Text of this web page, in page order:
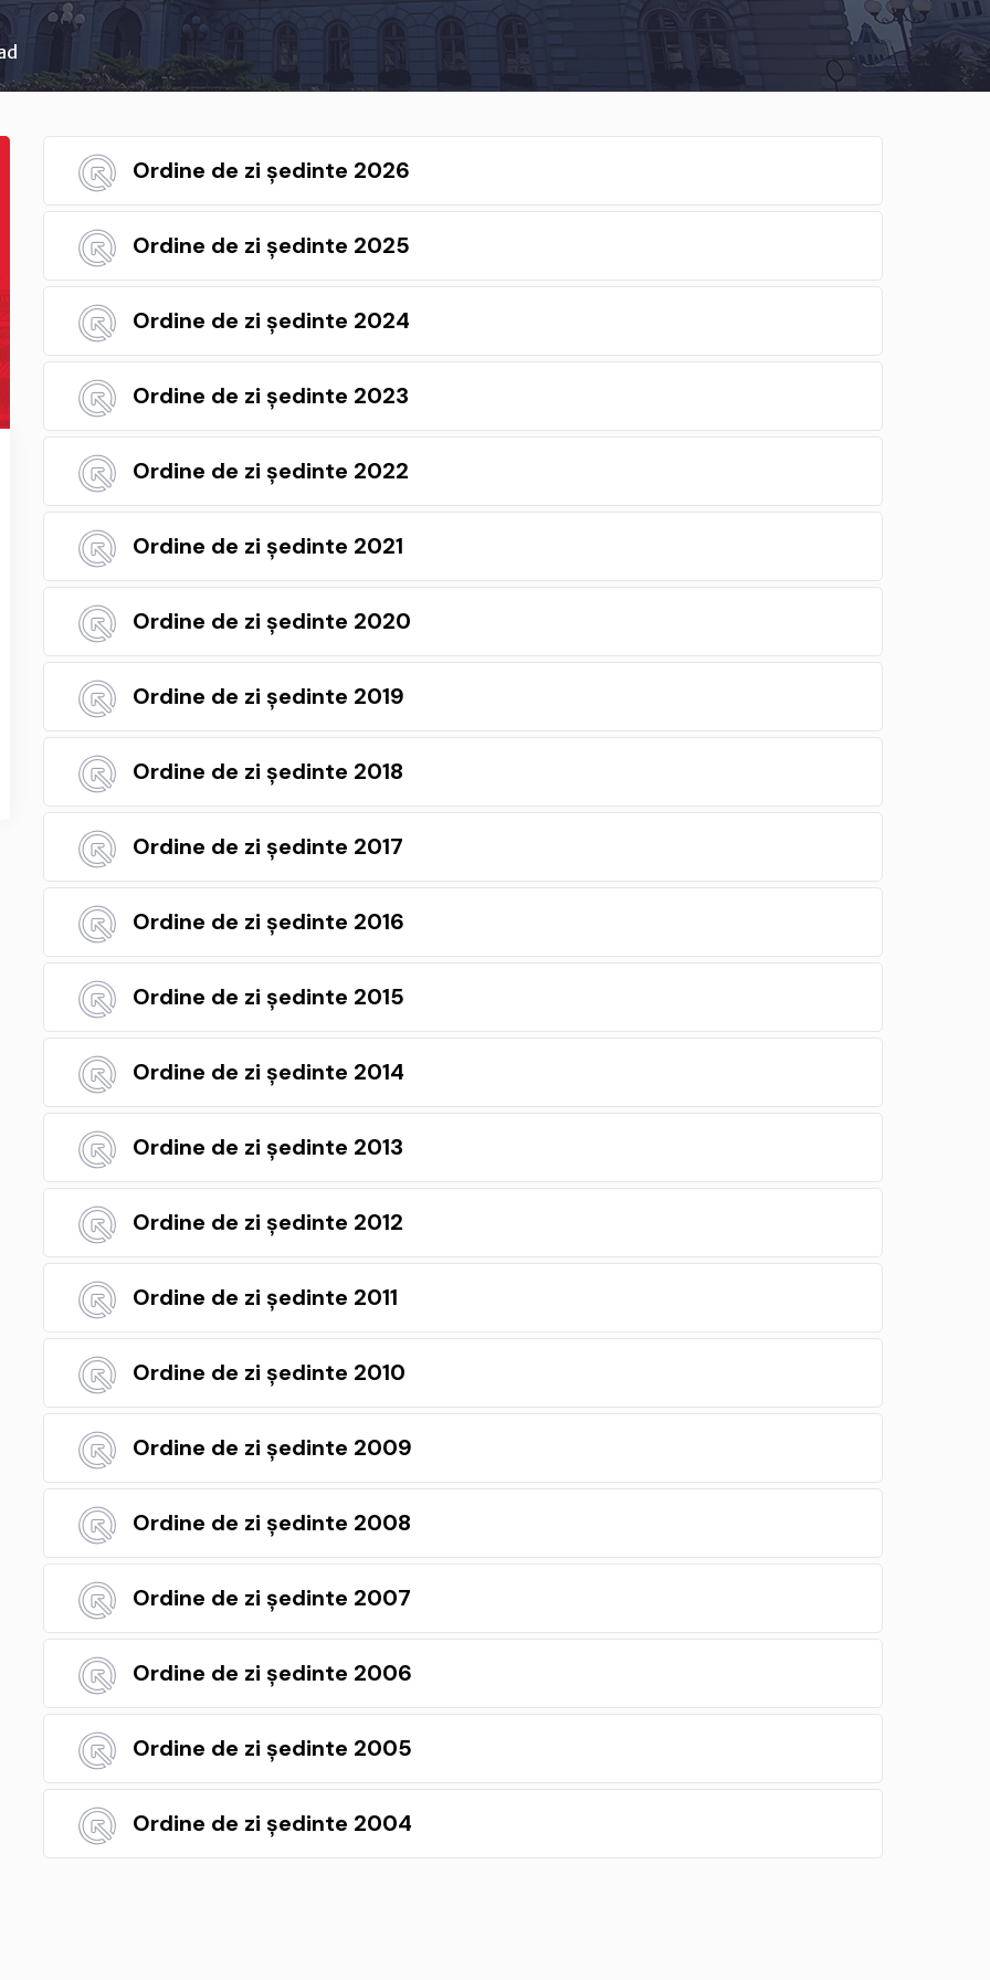
Ordine de zi ședinte 2026
Ordine de zi ședinte 2025
Ordine de zi ședinte 2024
Ordine de zi ședinte 2023
Ordine de zi ședinte 2022
Ordine de zi ședinte 2021
Ordine de zi ședinte 2020
Ordine de zi ședinte 2019
Ordine de zi ședinte 2018
Ordine de zi ședinte 2017
Ordine de zi ședinte 2016
Ordine de zi ședinte 2015
Ordine de zi ședinte 2014
Ordine de zi ședinte 2013
Ordine de zi ședinte 2012
Ordine de zi ședinte 2011
Ordine de zi ședinte 2010
Ordine de zi ședinte 2009
Ordine de zi ședinte 2008
Ordine de zi ședinte 2007
Ordine de zi ședinte 2006
Ordine de zi ședinte 2005
Ordine de zi ședinte 2004